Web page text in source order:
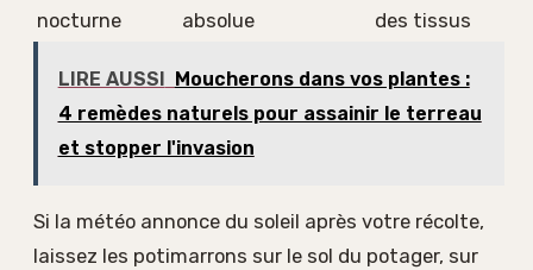
nocturne
absolue
des tissus
LIRE AUSSI Moucherons dans vos plantes :
4 remèdes naturels pour assainir le terreau
et stopper l'invasion
Si la météo annonce du soleil après votre récolte,
laissez les potimarrons sur le sol du potager, sur